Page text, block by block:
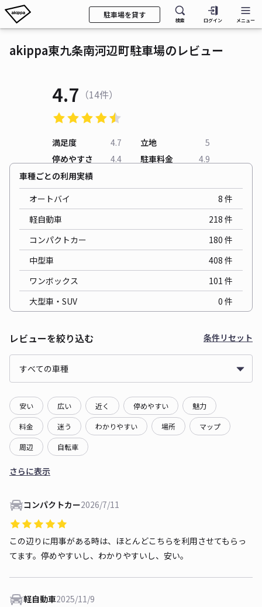
駐車場を貸す
検索 ログイン メニュー
akippa東九条南河辺町駐車場のレビュー
4.7 （14件）
満足度 4.7 立地
5
停めやすさ
4.4 駐車料金
4.9
車種ごとの利用実績
オートバイ
8 件
軽自動車
218 件
コンパクトカー
180 件
中型車
408 件
ワンボックス
101 件
大型車・SUV
0 件
レビューを絞り込む 条件リセット
安い 広い 近く 停めやすい 魅力
料金 迷う わかりやすい 場所 マップ
周辺 自転車
さらに表示
コンパクトカー2026/7/11
この辺りに用事がある時は、ほとんどこちらを利用させてもらっ
てます。停めやすいし、わかりやすいし、安い。
軽自動車2025/11/9